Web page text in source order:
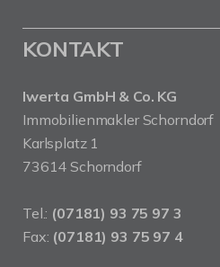
KONTAKT
Iwerta GmbH & Co. KG
Immobilienmakler Schorndorf
Karlsplatz 1
73614 Schorndorf
Tel.: (07181) 93 75 97 3
Fax: (07181) 93 75 97 4